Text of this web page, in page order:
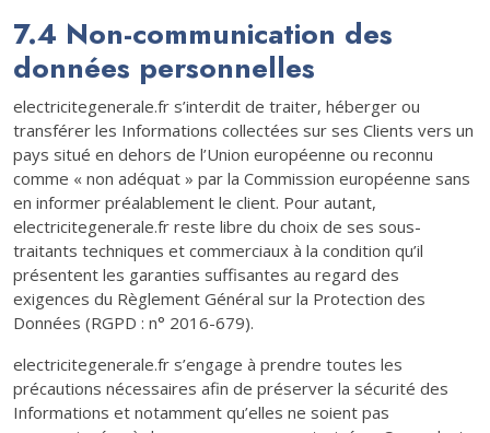
7.4 Non-communication des
données personnelles
electricitegenerale.fr s’interdit de traiter, héberger ou
transférer les Informations collectées sur ses Clients vers un
pays situé en dehors de l’Union européenne ou reconnu
comme « non adéquat » par la Commission européenne sans
en informer préalablement le client. Pour autant,
electricitegenerale.fr reste libre du choix de ses sous-
traitants techniques et commerciaux à la condition qu’il
présentent les garanties suffisantes au regard des
exigences du Règlement Général sur la Protection des
Données (RGPD : n° 2016-679).
electricitegenerale.fr s’engage à prendre toutes les
précautions nécessaires afin de préserver la sécurité des
Informations et notamment qu’elles ne soient pas